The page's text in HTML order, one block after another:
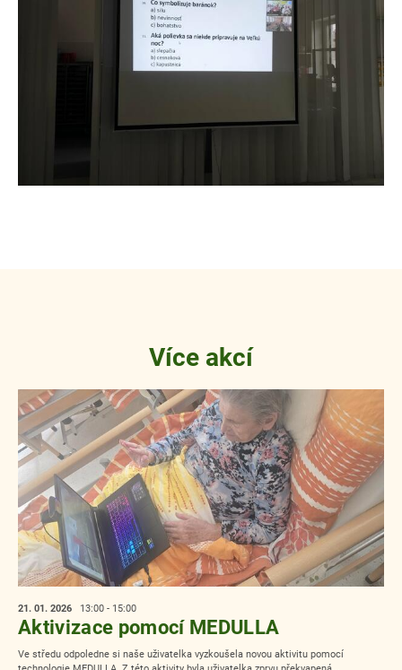
Více akcí
21. 01. 2026 13:00 - 15:00
Aktivizace pomocí MEDULLA
Ve středu odpoledne si naše uživatelka vyzkoušela novou aktivitu pomocí